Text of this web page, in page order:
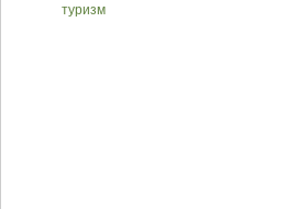
туризм